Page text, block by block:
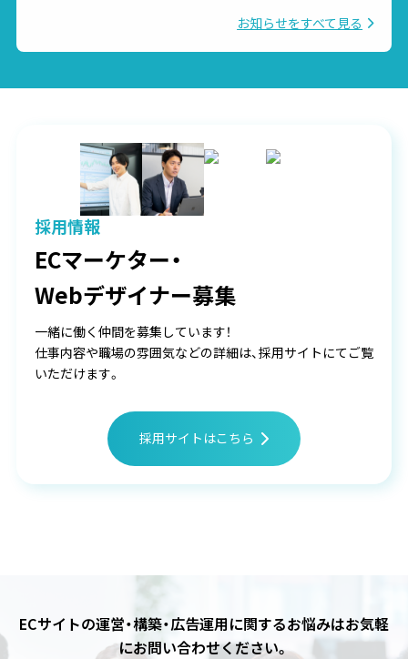
お知らせをすべて見る
採用情報
ECマーケター・
Webデザイナー募集
一緒に働く仲間を募集しています！
仕事内容や職場の雰囲気などの詳細は、採用サイトにてご覧
いただけます。
採用サイトはこちら
ECサイトの運営・構築・広告運用に関するお悩みはお気軽
にお問い合わせください。